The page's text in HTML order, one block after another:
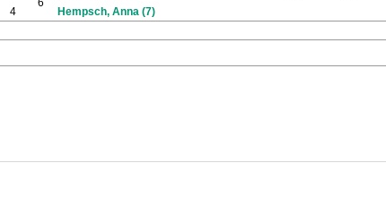
4
6
Hempsch, Anna (7)